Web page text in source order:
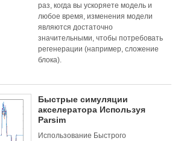
раз, когда вы ускоряете модель и
любое время, изменения модели
являются достаточно
значительными, чтобы потребовать
регенерации (например, сложение
блока).
Быстрые симуляции
акселератора Используя
Parsim
Использование Быстрого